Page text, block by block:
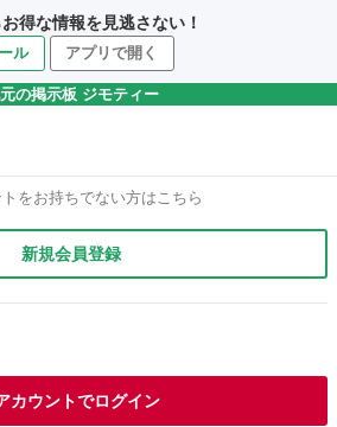
得な情報を見逃さない！
ル アプリで開く
の掲示板 ジモティー
をお持ちでない方はこちら
新規会員登録
カウントでログイン